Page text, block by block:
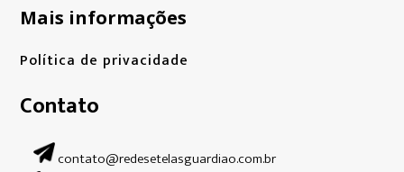
Mais informações
Política de privacidade
Contato
contato@redesetelasguardiao.com.br